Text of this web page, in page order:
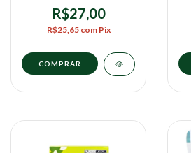
R$27,00
R$25,65 com Pix